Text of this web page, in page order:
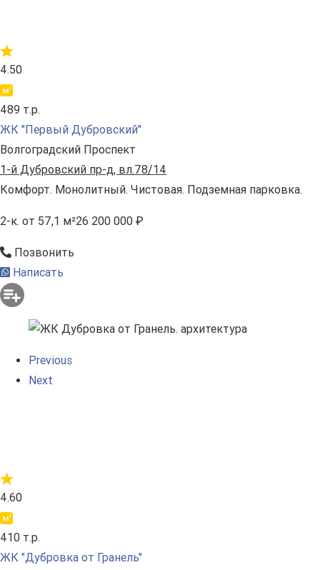
4.50
489 т.р.
ЖК "Первый Дубровский"
Волгоградский Проспект
1-й Дубровский пр-д, вл.78/14
Комфорт. Монолитный. Чистовая. Подземная парковка.
2-к. от 57,1 м²26 200 000 ₽
Позвонить
Написать
Previous
Next
4.60
410 т.р.
ЖК "Дубровка от Гранель"